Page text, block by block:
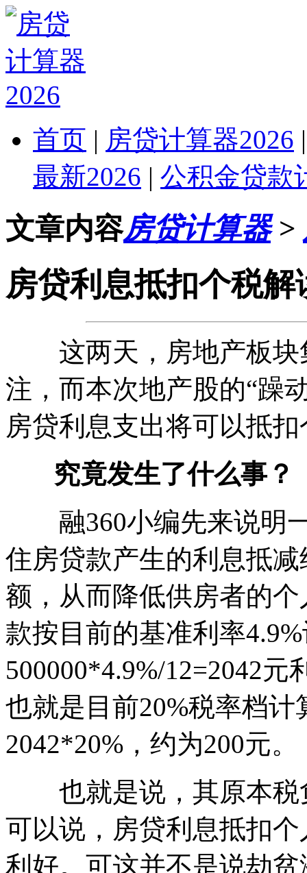
首页 | 房贷计算器2026
最新2026 | 公积金贷款
文章内容房贷计算器>
房贷利息抵扣个税
这两天，房地产板块
注，而本次地产股的“躁
房贷利息支出将可以抵
究竟发生了什么事？
融360小编先来说明一
住房贷款产生的利息抵
额，从而降低供房者的
款按目前的基准利率
500000*4.9%/12=2042
也就是目前20%税率档
2042*20%，约为200元。
也就是说，其原本税
可以说，房贷利息抵扣
利好。可这并不是说劫